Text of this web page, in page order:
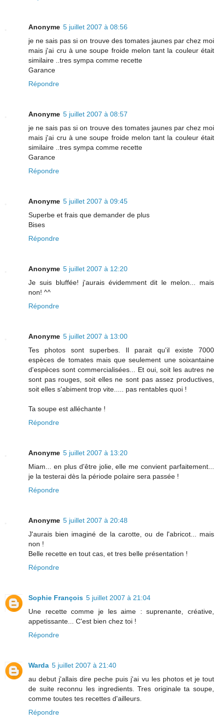
Anonyme 5 juillet 2007 à 08:56
je ne sais pas si on trouve des tomates jaunes par chez moi
mais j'ai cru à une soupe froide melon tant la couleur était
similaire ..tres sympa comme recette
Garance
Répondre
Anonyme 5 juillet 2007 à 08:57
je ne sais pas si on trouve des tomates jaunes par chez moi
mais j'ai cru à une soupe froide melon tant la couleur était
similaire ..tres sympa comme recette
Garance
Répondre
Anonyme 5 juillet 2007 à 09:45
Superbe et frais que demander de plus
Bises
Répondre
Anonyme 5 juillet 2007 à 12:20
Je suis bluffée! j'aurais évidemment dit le melon... mais
non! ^^
Répondre
Anonyme 5 juillet 2007 à 13:00
Tes photos sont superbes. Il parait qu'il existe 7000
espèces de tomates mais que seulement une soixantaine
d'espèces sont commercialisées... Et oui, soit les autres ne
sont pas rouges, soit elles ne sont pas assez productives,
soit elles s'abiment trop vite..... pas rentables quoi !
Ta soupe est alléchante !
Répondre
Anonyme 5 juillet 2007 à 13:20
Miam... en plus d'être jolie, elle me convient parfaitement...
je la testerai dès la période polaire sera passée !
Répondre
Anonyme 5 juillet 2007 à 20:48
J'aurais bien imaginé de la carotte, ou de l'abricot... mais
non !
Belle recette en tout cas, et tres belle présentation !
Répondre
Sophie François 5 juillet 2007 à 21:04
Une recette comme je les aime : suprenante, créative,
appetissante... C'est bien chez toi !
Répondre
Warda 5 juillet 2007 à 21:40
au debut j'allais dire peche puis j'ai vu les photos et je tout
de suite reconnu les ingredients. Tres originale ta soupe,
comme toutes tes recettes d'ailleurs.
Répondre